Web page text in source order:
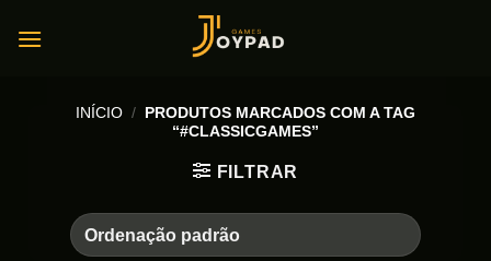
INÍCIO / PRODUTOS MARCADOS COM A TAG
“#CLASSICGAMES”
FILTRAR